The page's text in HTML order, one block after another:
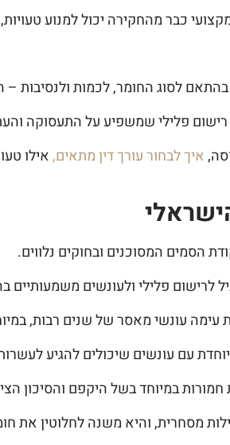
מקצועי כבר מהחקירה יכול למנוע
לסוג החומר, לכמות ולנסיבות
פלילי שמשפיע על התעסוקה
איך לבחור עורך דין מתאים,אילו
הסמים המסוכנים ובחוקים נלווים.
לרישום פלילי ולעונשים משמעותיים
עונשי מאסר של שנים רבות,
עם עונשים שיכולים להגיע
במיוחד בשל היקפם והסיכון
מסחרית, והיא משנה לחלוטין את